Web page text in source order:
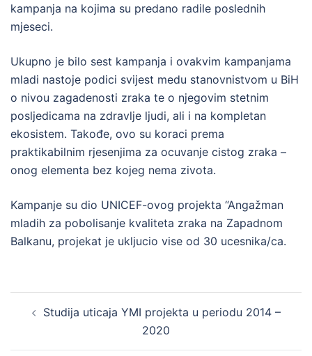
kampanja na kojima su predano radile poslednih
mjeseci.
Ukupno je bilo sest kampanja i ovakvim kampanjama
mladi nastoje podici svijest medu stanovnistvom u BiH
o nivou zagadenosti zraka te o njegovim stetnim
posljedicama na zdravlje ljudi, ali i na kompletan
ekosistem. Takođe, ovo su koraci prema
praktikabilnim rjesenjima za ocuvanje cistog zraka –
onog elementa bez kojeg nema zivota.
Kampanje su dio UNICEF-ovog projekta “Angažman
mladih za pobolisanje kvaliteta zraka na Zapadnom
Balkanu, projekat je ukljucio vise od 30 ucesnika/ca.
navigation
Studija uticaja YMI projekta u periodu 2014 –
2020